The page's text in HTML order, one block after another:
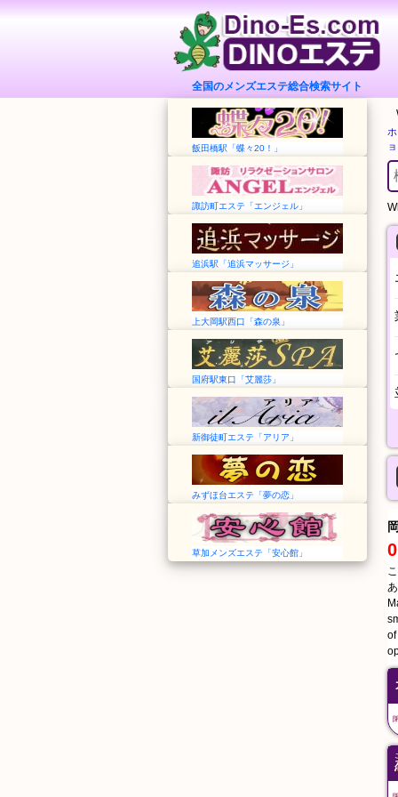
全国のメンズエステ総合検索サイト
飯田橋駅「蝶々20！」
諏訪町エステ「エンジェル」
追浜駅「追浜マッサージ」
上大岡駅西口「森の泉」
国府駅東口「艾麗莎」
新御徒町エステ「アリア」
みずほ台エステ「夢の恋」
草加メンズエステ「安心館」 0